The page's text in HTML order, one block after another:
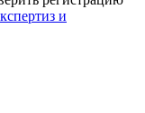
и